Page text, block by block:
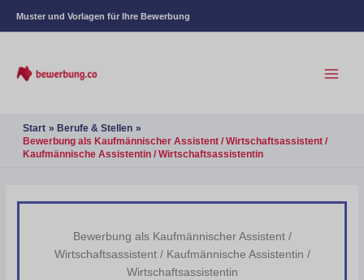
Muster und Vorlagen für Ihre Bewerbung
Start
Berufe & Stellen
Bewerbung als Kaufmännischer Assistent / Wirtschaftsassistent /
Kaufmännische Assistentin / Wirtschaftsassistentin
Bewerbung als Kaufmännischer Assistent /
Wirtschaftsassistent / Kaufmännische Assistentin /
Wirtschaftsassistentin